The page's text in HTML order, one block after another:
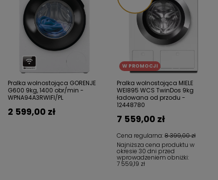
Pralka wolnostojąca GORENJE
G600 9kg, 1400 obr/min -
WPNA94A3RWIFI/PL
2 599,00 zł
W PROMOCJI
Pralka wolnostojąca MIELE
WEI895 WCS TwinDos 9kg
ładowana od przodu -
12448780
Cena regularna:8 399,00 zł
7 559,00 zł
Najniższa cena produktu w
okresie 30 dni przed
wprowadzeniem obniżki:
7 559,19 zł